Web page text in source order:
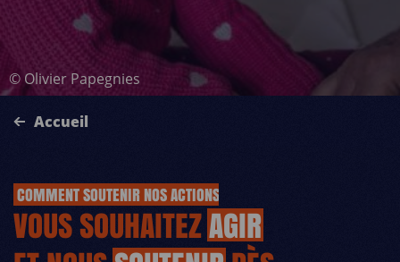
©Olivier Papegnies
Accueil
COMMENT SOUTENIR NOS ACTIONS
VOUS SOUHAITEZAGIR